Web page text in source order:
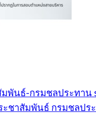
ชาสัมพันธ์ กรมชลปร